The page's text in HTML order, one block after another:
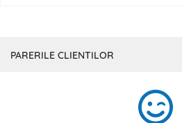
PARERILE CLIENTILOR